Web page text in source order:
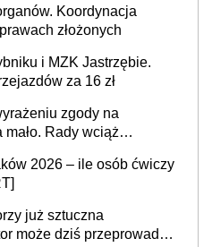
Koordynacja
złożonych
i MZK Jastrzębie.
za 16 zł
zgody na
Rady wciąż
2026 – ile osób ćwiczy
już sztuczna
może dziś przeprowadzić